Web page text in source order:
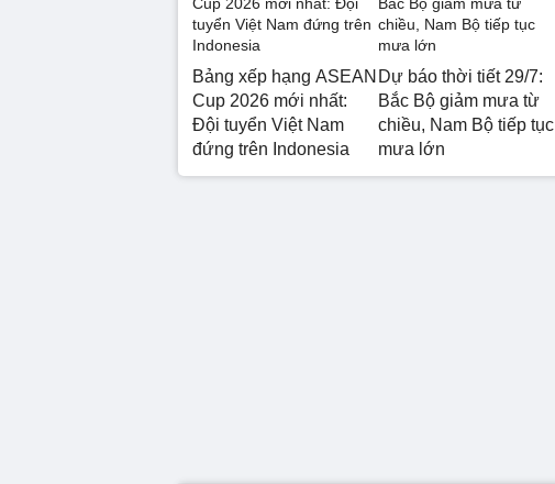
Bảng xếp hạng ASEAN
Cup 2026 mới nhất:
Đội tuyển Việt Nam
đứng trên Indonesia
Dự báo thời tiết 29/7:
Bắc Bộ giảm mưa từ
chiều, Nam Bộ tiếp tục
mưa lớn